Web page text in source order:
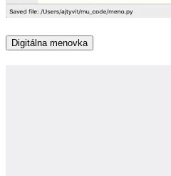
Digitálna menovka